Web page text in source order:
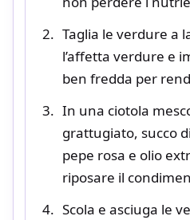
Taglia le verdure a
l’affetta verdure e
ben fredda per
In una ciotola
grattugiato, succo
pepe rosa e olio
riposare il
Scola e asciuga le